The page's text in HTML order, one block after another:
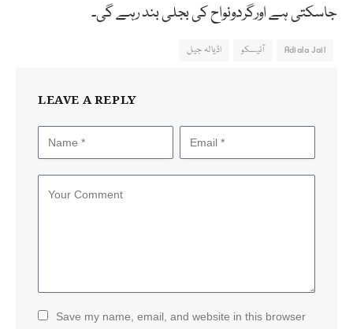
جاسکتی ہے اورگردونواح کی بجلی بند رہے گی۔
Adiala Jail آئیسکو اڈیالہ جیل
LEAVE A REPLY
Save my name, email, and website in this browser